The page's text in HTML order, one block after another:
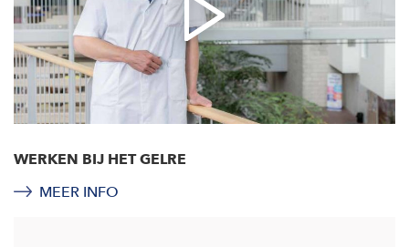
WERKEN BIJ HET GELRE
MEER INFO